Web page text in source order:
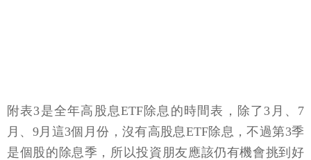
附表3是全年高股息ETF除息的時間表，除了3月、7
月、9月這3個月份，沒有高股息ETF除息，不過第3季
是個股的除息季，所以投資朋友應該仍有機會挑到好